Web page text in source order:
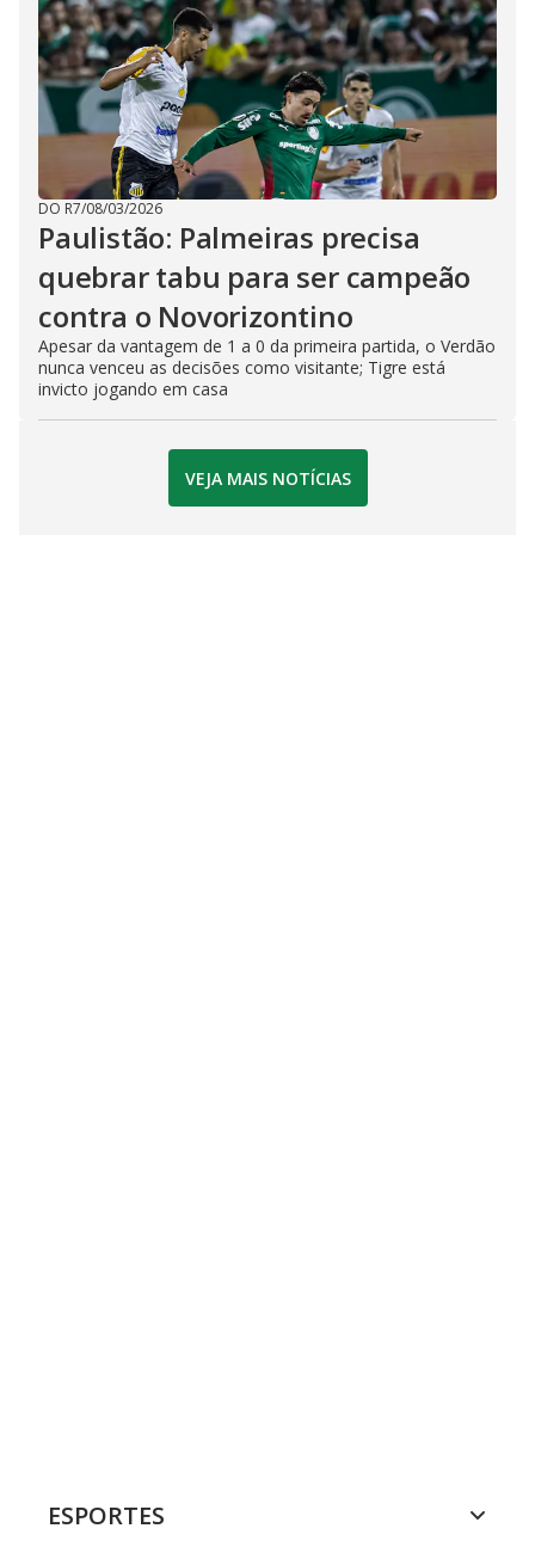
DO R7/08/03/2026
Paulistão: Palmeiras precisa
quebrar tabu para ser campeão
contra o Novorizontino
Apesar da vantagem de 1 a 0 da primeira partida, o Verdão
nunca venceu as decisões como visitante; Tigre está
invicto jogando em casa
VEJA MAIS NOTÍCIAS
ESPORTES